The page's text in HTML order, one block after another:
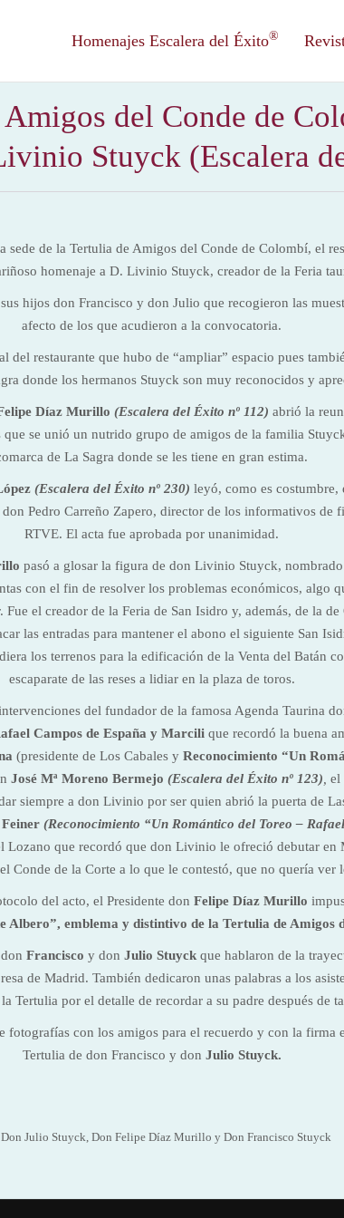
Homenajes Escalera del Éxito®
del Conde de
Stuyck (Escalera
sede de la Tertulia de Amigos del Conde de Colombí, el
homenaje a D. Livinio Stuyck, creador de la Feria
hijos don Francisco y don Julio que recogieron las
afecto de los que acudieron a la convocatoria.
del restaurante que hubo de “ampliar” espacio pues
donde los hermanos Stuyck son muy reconocidos y
Díaz Murillo (Escalera del Éxito nº 112) abrió la
se unió un nutrido grupo de amigos de la familia
de La Sagra donde se les tiene en gran estima.
(Escalera del Éxito nº 230) leyó, como es costumbre,
Pedro Carreño Zapero, director de los informativos de
RTVE. El acta fue aprobada por unanimidad.
pasó a glosar la figura de don Livinio Stuyck, nombrado
con el fin de resolver los problemas económicos, algo
Fue el creador de la Feria de San Isidro y, además, de la
las entradas para mantener el abono el siguiente San
los terrenos para la edificación de la Venta del Batán
escaparate de las reses a lidiar en la plaza de toros.
del fundador de la famosa Agenda Taurina
Campos de España y Marcili que recordó la buena
(presidente de Los Cabales y Reconocimiento “Un
José Mª Moreno Bermejo (Escalera del Éxito nº 123) el
siempre a don Livinio por ser quien abrió la puerta de
(Reconocimiento “Un Romántico del Toreo –
Lozano que recordó que don Livinio le ofreció debutar en
Conde de la Corte a lo que le contestó, que no quería
del acto, el Presidente don Felipe Díaz Murillo
emblema y distintivo de la Tertulia de Amigos
Francisco y don Julio Stuyckque hablaron de la
de Madrid. También dedicaron unas palabras a los
Tertulia por el detalle de recordar a su padre después de
fotografías con los amigos para el recuerdo y con la firma
Tertulia de don Francisco y don Julio Stuyck.
Julio Stuyck, Don Felipe Díaz Murillo y Don Francisco Stuyck